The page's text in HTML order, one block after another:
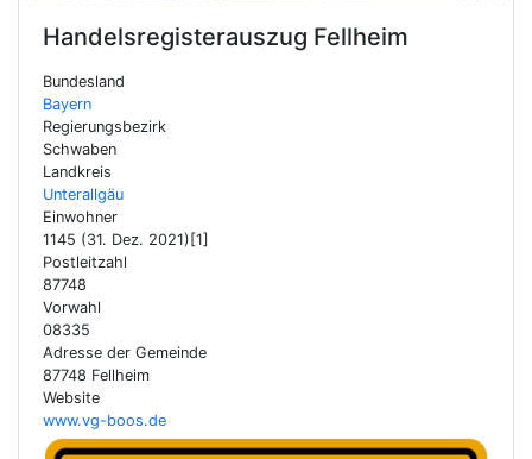
Handelsregisterauszug Fellheim
Bundesland
Bayern
Regierungsbezirk
Schwaben
Landkreis
Unterallgäu
Einwohner
1145 (31. Dez. 2021)[1]
Postleitzahl
87748
Vorwahl
08335
Adresse der Gemeinde
87748 Fellheim
Website
www.vg-boos.de